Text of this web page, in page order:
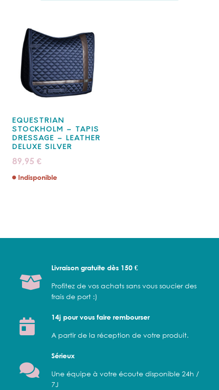
EQUESTRIAN
STOCKHOLM – TAPIS
DRESSAGE – LEATHER
DELUXE SILVER
89,95 €
Indisponible
Livraison gratuite dès 150 €
Profitez de vos achats sans vous soucier des
frais de port :)
14j pour vous faire rembourser
A partir de la réception de votre produit.
Sérieux
Une équipe à votre écoute disponible 24h /
7J